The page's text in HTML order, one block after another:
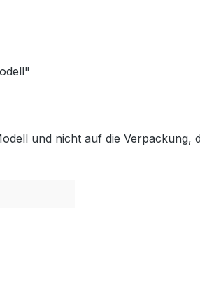
und nicht auf die Verpackung,